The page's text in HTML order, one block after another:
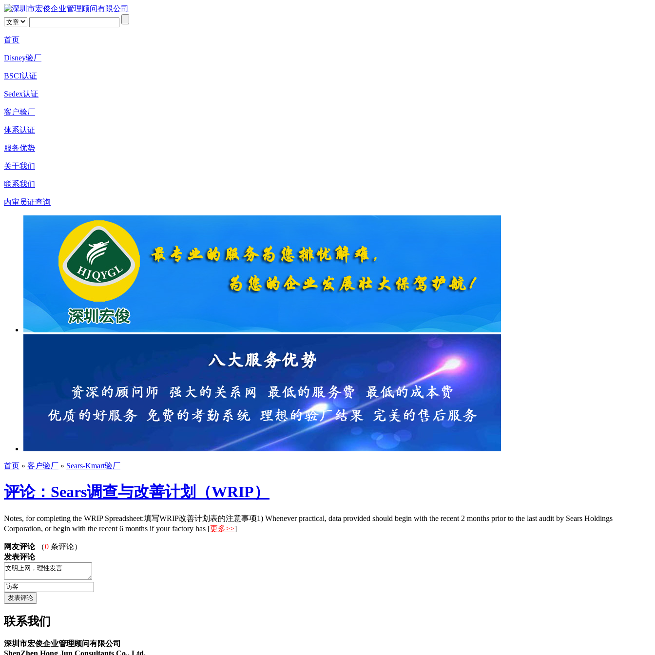
首页
Disney验厂
BSCI认证
Sedex认证
客户验厂
体系认证
服务优势
关于我们
联系我们
内审员证查询
首页 » 客户验厂 » Sears-Kmart验厂
评论：Sears调查与改善计划（WRIP）
Notes, for completing the WRIP Spreadsheet:填写WRIP改善计划表的注意事项1) Whenever practical, data provided should begin with the recent 2 months prior to the last audit by Sears Holdings
Corporation, or begin with the recent 6 months if your factory has [更多>>]
网友评论（0 条评论）
发表评论
联系我们
深圳市宏俊企业管理顾问有限公司
ShenZhen Hong Jun Consultants Co., Ltd.